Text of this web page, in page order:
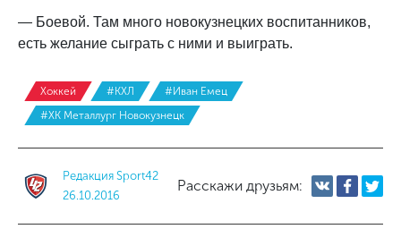
— Боевой. Там много новокузнецких воспитанников,
есть желание сыграть с ними и выиграть.
Хоккей #КХЛ
#Иван Емец
#ХК Металлург Новокузнецк
Редакция Sport42
26.10.2016
Расскажи друзьям: